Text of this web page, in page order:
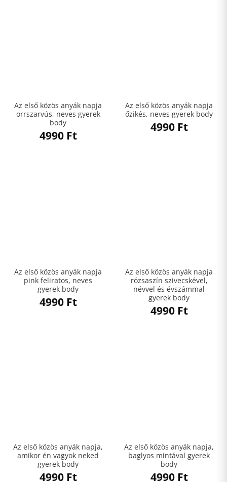
Az első közös anyák napja
orrszarvús, neves gyerek
body
4990 Ft
Az első közös anyák napja
őzikés, neves gyerek body
4990 Ft
Az első közös anyák napja
pink feliratos, neves
gyerek body
4990 Ft
Az első közös anyák napja
rózsaszín szivecskével,
névvel és évszámmal
gyerek body
4990 Ft
Az első közös anyák napja,
amikor én vagyok neked
gyerek body
4990 Ft
Az első közös anyák napja,
baglyos mintával gyerek
body
4990 Ft